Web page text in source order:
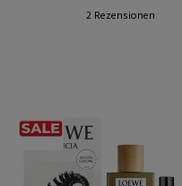
2 Rezensionen